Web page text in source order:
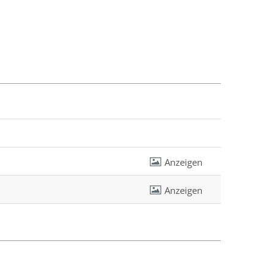
Anzeigen
Anzeigen